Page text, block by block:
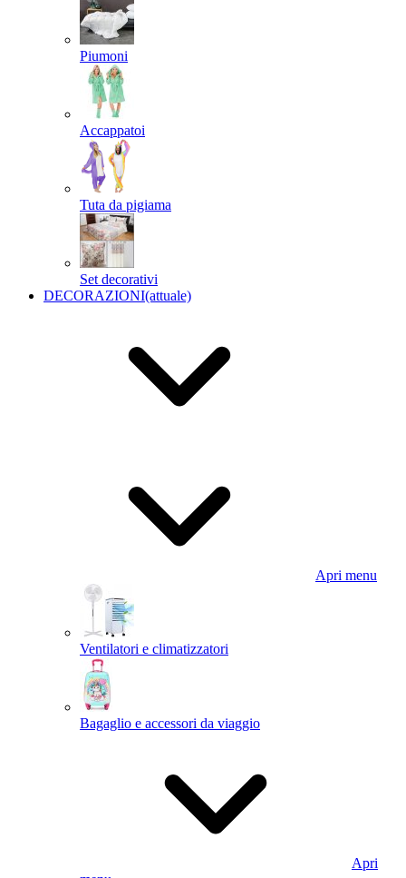
Piumoni
Accappatoi
Tuta da pigiama
Set decorativi
DECORAZIONI(attuale)
Apri menu
Ventilatori e climatizzatori
Bagaglio e accessori da viaggio
Apri